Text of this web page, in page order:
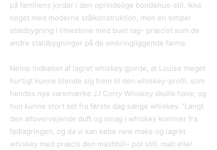
på familiens jorder i den oprindelige bondehus-stil. Ikke
noget med moderne stålkonstruktion, men en simpel
staldbygning i limestone med buet tag– præcist som de
andre staldbygninger på de omkringliggende farme.
Netop indkøbet af lagret whiskey gjorde, at Louise meget
hurtigt kunne blende sig frem til den whiskey-profil, som
hendes nye varemærke JJ Corry Whiskey skulle have, og
hun kunne stort set fra første dag sælge whiskey. “Langt
den altovervejende duft og smag i whiskey kommer fra
fadlagringen, og da vi kan købe new make og lagret
whiskey med præcis den mashbill– pot still, malt eller